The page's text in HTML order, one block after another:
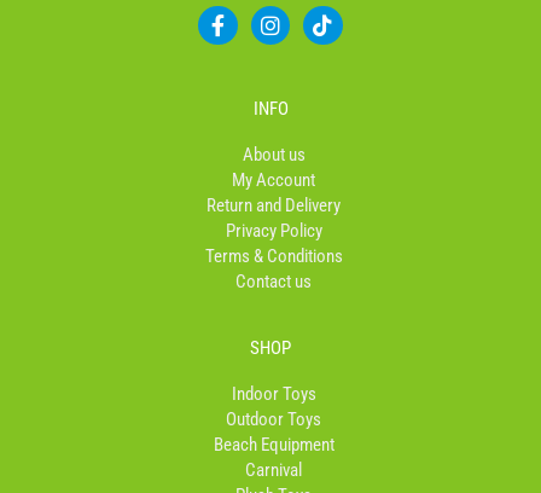
F
a
f
I
n
a
g
r
a
m
T
i
INFO
About us
My Account
Return and Delivery
Privacy Policy
Terms & Conditions
Contact us
SHOP
Indoor Toys
Outdoor Toys
Beach Equipment
Carnival